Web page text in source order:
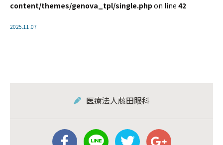
content/themes/genova_tpl/single.php on line 42
2025.11.07
医療法人藤田眼科